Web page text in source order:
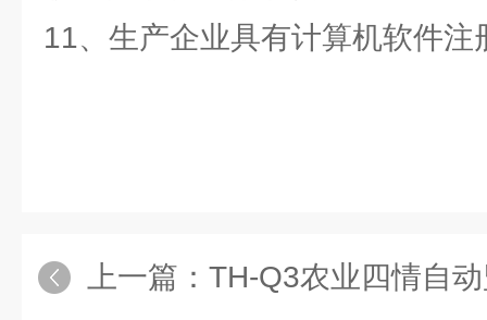
11、生产企业具有计算机软件
上一篇： TH-Q3农业四情自